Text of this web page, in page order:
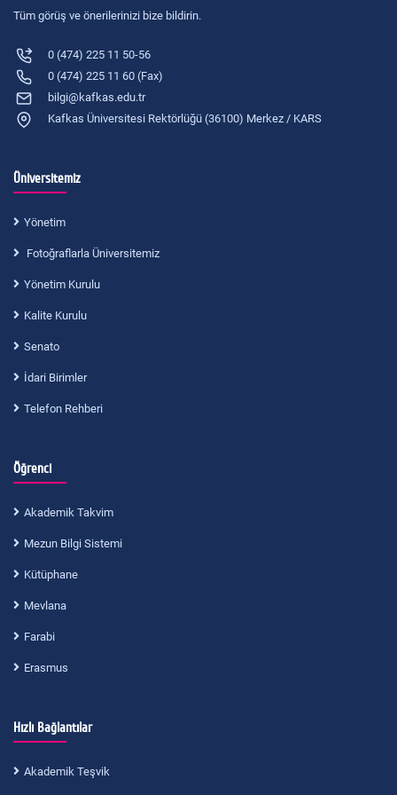
Tüm görüş ve önerilerinizi bize bildirin.
0 (474) 225 11 50-56
0 (474) 225 11 60 (Fax)
bilgi@kafkas.edu.tr
Kafkas Üniversitesi Rektörlüğü (36100) Merkez / KARS
Üniversitemiz
Yönetim
Fotoğraflarla Üniversitemiz
Yönetim Kurulu
Kalite Kurulu
Senato
İdari Birimler
Telefon Rehberi
Öğrenci
Akademik Takvim
Mezun Bilgi Sistemi
Kütüphane
Mevlana
Farabi
Erasmus
Hızlı Bağlantılar
Akademik Teşvik